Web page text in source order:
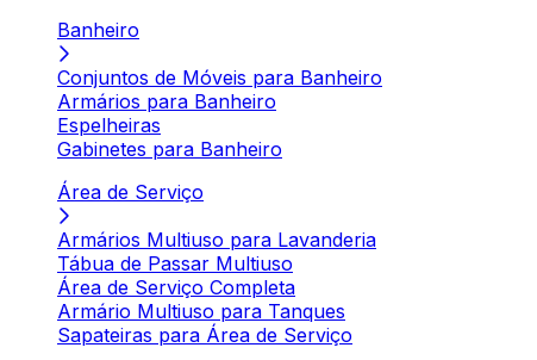
Banheiro
Conjuntos de Móveis para Banheiro
Armários para Banheiro
Espelheiras
Gabinetes para Banheiro
Área de Serviço
Armários Multiuso para Lavanderia
Tábua de Passar Multiuso
Área de Serviço Completa
Armário Multiuso para Tanques
Sapateiras para Área de Serviço